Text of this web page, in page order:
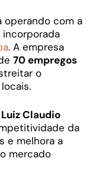
operando com a
incorporada
. A empresa
70 empregos
o
Luiz Claudio
da
e melhora a
mercado